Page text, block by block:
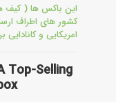
کشور های اطراف
امریکایی و کانادایی
Top-Selling